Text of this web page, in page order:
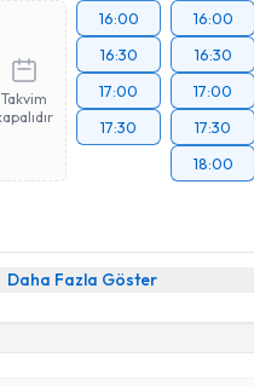
Takvim
16:00
16:30
17:00
17:30
16:00
16:30
17:00
17:30
18:00
Daha Fazla Göster